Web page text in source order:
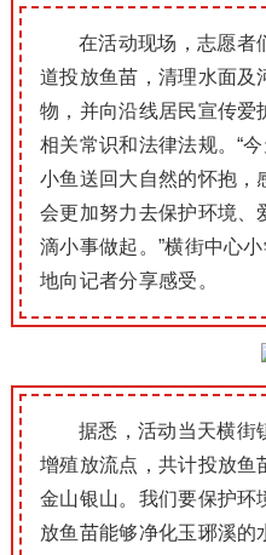
在活动现场，志愿者
道投放鱼苗，清理水面及
物，并向沿线居民宣传爱
相关常识和法律法规。“
小鱼送回大自然的怀抱，
会更加努力去保护环境、
滴小事做起。”横街中心
地向记者分享感受。
据悉，活动当天横街
增殖放流点，共计投放鱼
金山银山。我们要保护环
放鱼苗能够净化玉琊溪的